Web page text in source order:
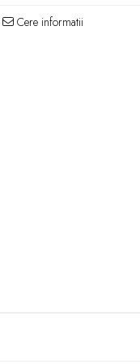
Cere informatii